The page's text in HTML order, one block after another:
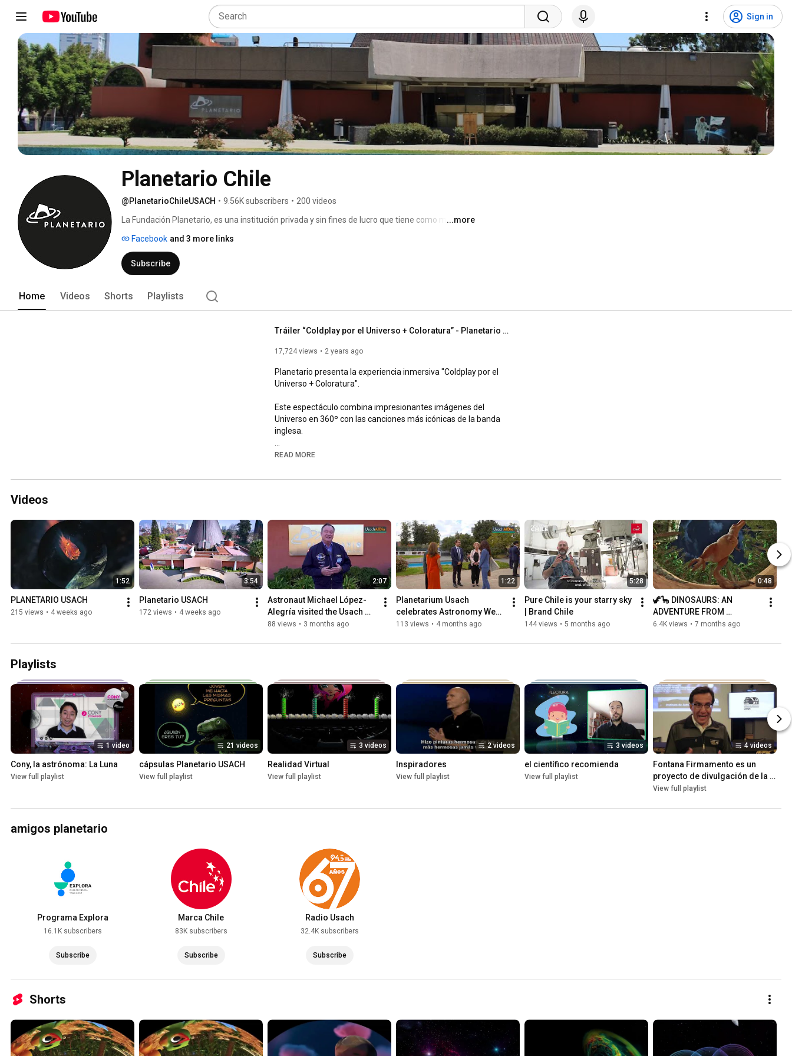
Sign in
Planetario Chile
@PlanetarioChileUSACH • 9.56K subscribers • 200 videos
La Fundación Planetario, es una institución privada y sin fines de lucro que tiene como misión
experiencias sorprendentes que inspiren a las personas a valorar la astronomía, las ciencias
afines y la cultura.
...more
Facebook and 3 more links
Subscribe
Home Videos Shorts Playlists
Tráiler “Coldplay por el Universo + Coloratura” - Planetario USACH
17,724 views 2 years ago
Planetario presenta la experiencia inmersiva "Coldplay por el
Universo + Coloratura".
Este espectáculo combina impresionantes imágenes del
Universo en 360º con las canciones más icónicas de la banda
inglesa.
El musical incluye la canción "Coloratura", un viaje cósmico que
citando personajes y planetas como Galileo y Neptuno.
Weekend; Paradise; Fix You; Adventure of a Lifetime; My
Universe y A Sky Full of Stars.
Las entradas están disponibles en planetariochile.cl con un
valor único de 12 mil pesos.
READ MORE
Videos
1:52
PLANETARIO USACH
215 views • 4 weeks ago
3:54
Planetario USACH
172 views • 4 weeks ago
2:07
Astronaut Michael López-
Alegría visited the Usach
Planetarium
88 views • 3 months ago
1:22
Planetarium Usach
celebrates Astronomy Week
in Chile 2026 University of
113 views • 4 months ago
5:28
Pure Chile is your starry sky
| Brand Chile
144 views • 5 months ago
0:48
🦖🦕 DINOSAURS: AN
ADVENTURE FROM
ANOTHER ERA AT THE
6.4K views • 7 months ago
Playlists
1 video
Cony, la astrónoma: La Luna
View full playlist
21 videos
cápsulas Planetario USACH
View full playlist
3 videos
Realidad Virtual
View full playlist
2 videos
Inspiradores
View full playlist
3 videos
el científico recomienda
View full playlist
4 videos
Fontana Firmamento es un
proyecto de divulgación de la
ciencia del Instituto de
View full playlist
amigos planetario
Programa Explora
16.1K subscribers
Subscribe
Marca Chile
83K subscribers
Subscribe
Radio Usach
32.4K subscribers
Subscribe
Shorts